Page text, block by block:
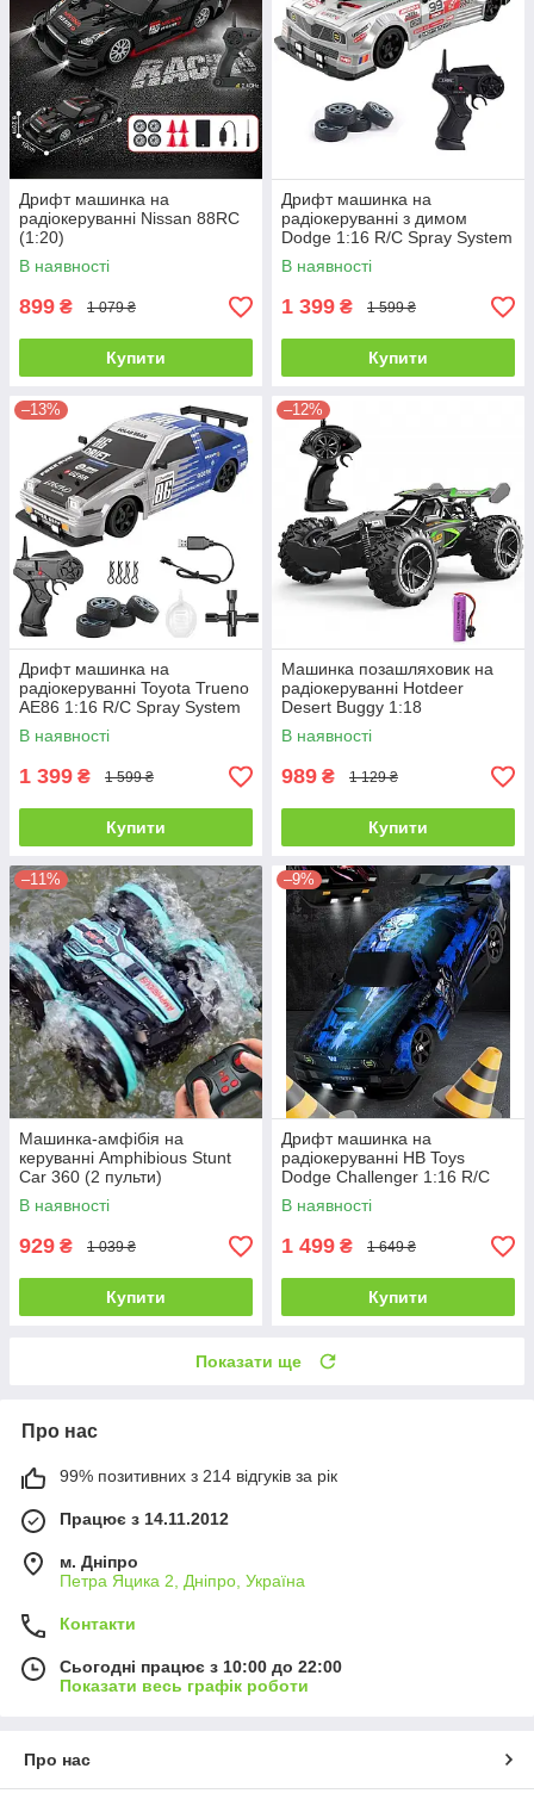
Дрифт машинка на
радіокеруванні Nissan 88RC
(1:20)
В наявності
899 ₴ 1 079 ₴
Купити
Дрифт машинка на
радіокеруванні з димом
Dodge 1:16 R/C Spray System
Drift
В наявності
1 399 ₴ 1 599 ₴
Купити
–13%
Дрифт машинка на
радіокеруванні Toyota Trueno
AE86 1:16 R/C Spray System
Drift
В наявності
1 399 ₴ 1 599 ₴
Купити
–12%
Машинка позашляховик на
радіокеруванні Hotdeer
Desert Buggy 1:18
В наявності
989 ₴ 1 129 ₴
Купити
–11%
Машинка-амфібія на
керуванні Amphibious Stunt
Car 360 (2 пульти)
В наявності
929 ₴ 1 039 ₴
Купити
–9%
Дрифт машинка на
радіокеруванні HB Toys
Dodge Challenger 1:16 R/C
Drift Dazzling
В наявності
1 499 ₴ 1 649 ₴
Купити
Показати ще
Про нас
99% позитивних з 214 відгуків за рік
Працює з 14.11.2012
м. Дніпро
Петра Яцика 2, Дніпро, Україна
Контакти
Сьогодні працює з 10:00 до 22:00
Показати весь графік роботи
Про нас